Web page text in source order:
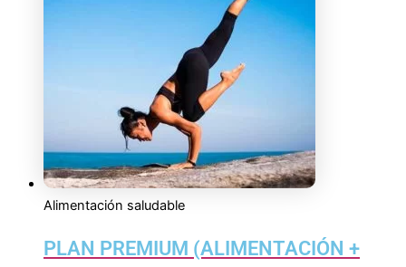
Alimentación saludable
PLAN PREMIUM (ALIMENTACIÓN +